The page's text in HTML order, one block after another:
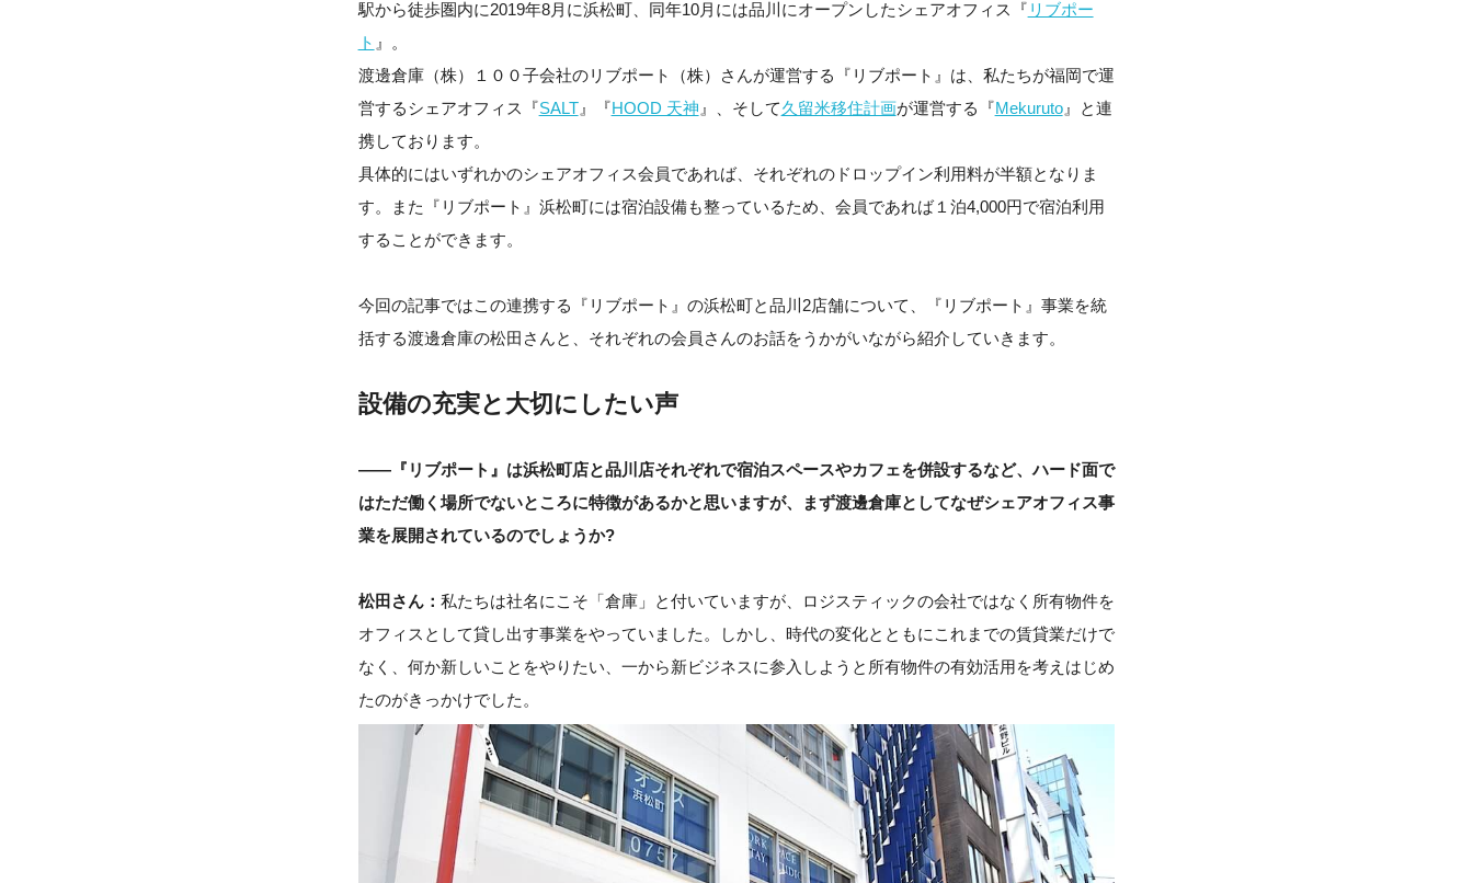
駅から徒歩圏内に2019年8月に浜松町、同年10月には品川にオープンしたシェアオフィス『 リブポー
ト 』。
渡邊倉庫（株）１００子会社のリブポート（株）さんが運営する『リブポート』は、私たちが福岡で運
営するシェアオフィス『SALT』『HOOD 天神 』、そして久留米移住計画が運営する『Mekuruto』と連
携しております。
具体的にはいずれかのシェアオフィス会員であれば、それぞれのドロップイン利用料が半額となりま
す。また『リブポート』浜松町には宿泊設備も整っているため、会員であれば１泊4,000円で宿泊利用
することができます。
今回の記事ではこの連携する『リブポート』の浜松町と品川2店舗について、『リブポート』事業を統
括する渡邊倉庫の松田さんと、それぞれの会員さんのお話をうかがいながら紹介していきます。
設備の充実と大切にしたい声
――『リブポート』は浜松町店と品川店それぞれで宿泊スペースやカフェを併設するなど、ハード面で
はただ働く場所でないところに特徴があるかと思いますが、まず渡邊倉庫としてなぜシェアオフィス事
業を展開されているのでしょうか?
松田さん： 私たちは社名にこそ「倉庫」と付いていますが、ロジスティックの会社ではなく所有物件を
オフィスとして貸し出す事業をやっていました。しかし、時代の変化とともにこれまでの賃貸業だけで
なく、何か新しいことをやりたい、一から新ビジネスに参入しようと所有物件の有効活用を考えはじめ
たのがきっかけでした。